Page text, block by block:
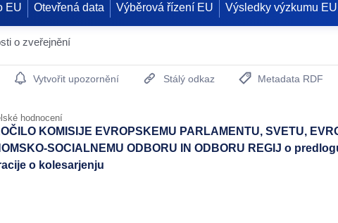
EU Otevřená data Výběrová řízení EU Výsledky výzkumu EU
o zveřejnění
Portlet
Vytvořit upozornění Stálý odkaz
Metadata RDF
hodnocení
KOMISIJE EVROPSKEMU PARLAMENTU, SVETU,
SOCIALNEMU ODBORU IN ODBORU REGIJ o
o kolesarjenju